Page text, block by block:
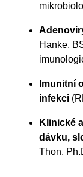
Hanke,
Imunitní
infekci
Klinické
dávku,
Thon,